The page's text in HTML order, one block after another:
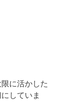
に活かした
していま